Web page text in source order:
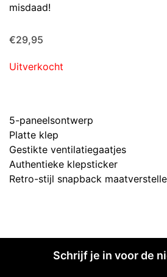
misdaad!
€29,95
Uitverkocht
5-paneelsontwerp
Platte klep
Gestikte ventilatiegaatjes
Authentieke klepsticker
Retro-stijl snapback
Schrijf je in voor de